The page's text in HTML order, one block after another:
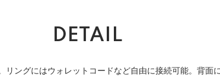
DETAIL
リングにはウォレットコードなど自由に接続可能。背面